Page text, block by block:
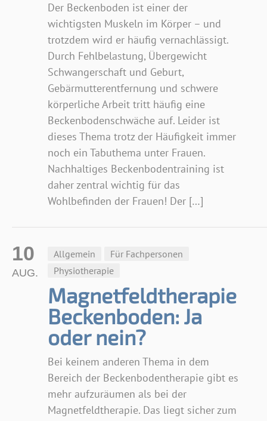
Der Beckenboden ist einer der
wichtigsten Muskeln im Körper – und
trotzdem wird er häufig vernachlässigt.
Durch Fehlbelastung, Übergewicht
Schwangerschaft und Geburt,
Gebärmutterentfernung und schwere
körperliche Arbeit tritt häufig eine
Beckenbodenschwäche auf. Leider ist
dieses Thema trotz der Häufigkeit immer
noch ein Tabuthema unter Frauen.
Nachhaltiges Beckenbodentraining ist
daher zentral wichtig für das
Wohlbefinden der Frauen! Der […]
Allgemein
Für Fachpersonen
Physiotherapie
Magnetfeldtherapie
Beckenboden: Ja
oder nein?
Bei keinem anderen Thema in dem
Bereich der Beckenbodentherapie gibt es
mehr aufzuräumen als bei der
Magnetfeldtherapie. Das liegt sicher zum
10
AUG.